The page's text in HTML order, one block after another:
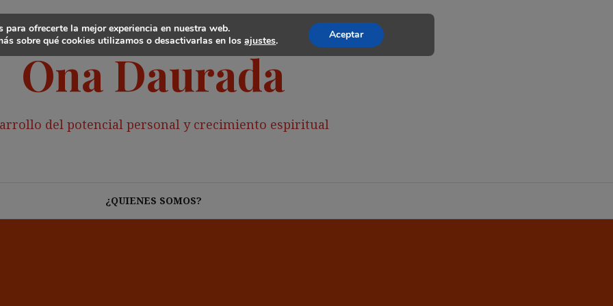
Ona Daurada
del potencial personal y crecimiento espiritual
¿QUIENES SOMOS?
para ofrecerte la mejor experiencia en nuestra web.
sobre qué cookies utilizamos o desactivarlas en losajustes. Aceptar